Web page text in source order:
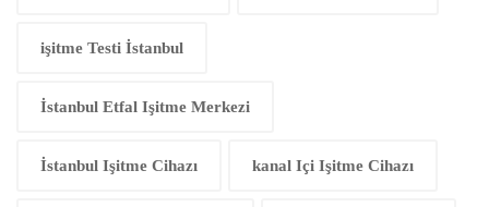
işitme Testi İstanbul
İstanbul Etfal Işitme Merkezi
İstanbul Işitme Cihazı kanal Içi Işitme Cihazı